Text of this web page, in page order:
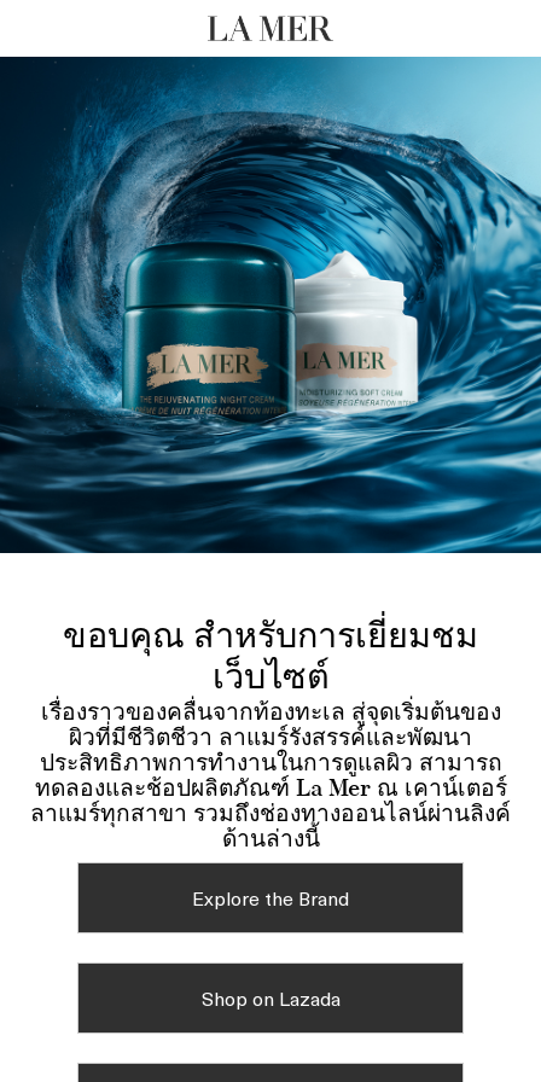
ขอบคุณ สำหรับการเยี่ยมชม
เว็บไซต์
เรื่องราวของคลื่นจากท้องทะเล สู่จุดเริ่มต้นของ
ผิวที่มีชีวิตชีวา ลาแมร์รังสรรค์และพัฒนา
ประสิทธิภาพการทำงานในการดูแลผิว สามารถ
ทดลองและช้อปผลิตภัณฑ์ La Mer ณ เคาน์เตอร์
ลาแมร์ทุกสาขา รวมถึงช่องทางออนไลน์ผ่านลิงค์
ด้านล่างนี้
Explore the Brand
Shop on Lazada